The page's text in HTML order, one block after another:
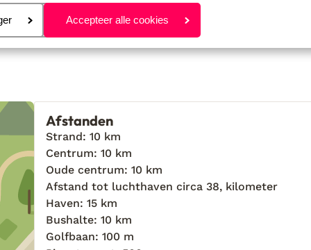
Accepteer alle cookies
appartement kan wel hier en daar wat
worden en een grotere boiler zou geen
warme water soms op.
AnoniemVrienden
Afstanden
Strand: 10 km
Centrum: 10 km
Oude centrum: 10 km
Afstand tot luchthaven circa 38, kilometer
Haven: 15 km
Bushalte: 10 km
Golfbaan: 100 m